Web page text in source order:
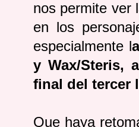
nos permite ver
en los
especialmente l
y Wax/Steris,
final del tercer
Que haya